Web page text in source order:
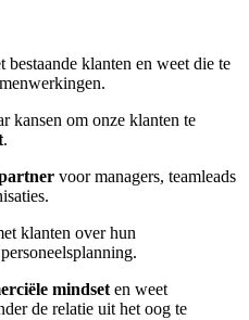
bestaande klanten en weet die te
kansen om onze klanten te
.
voor managers, teamleads
klanten overhun
personeelsplanning.
mindset en weet
de relatie uit het oog te